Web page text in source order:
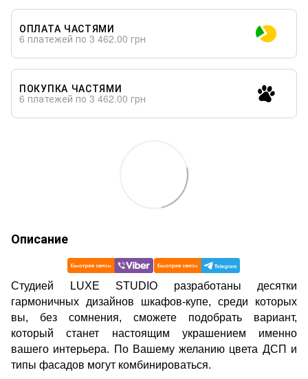
ОПЛАТА ЧАСТЯМИ
6 платежей по 3 462.00 грн
ПОКУПКА ЧАСТЯМИ
6 платежей по 3 462.00 грн
Описание
Cтудией LUXE STUDIO разработаны десятки
гармоничных дизайнов шкафов-купе, среди которых
вы, без сомнения, сможете подобрать вариант,
который станет настоящим украшением именно
вашего интерьера. По Вашему желанию цвета ДСП и
типы фасадов могут комбинироваться.